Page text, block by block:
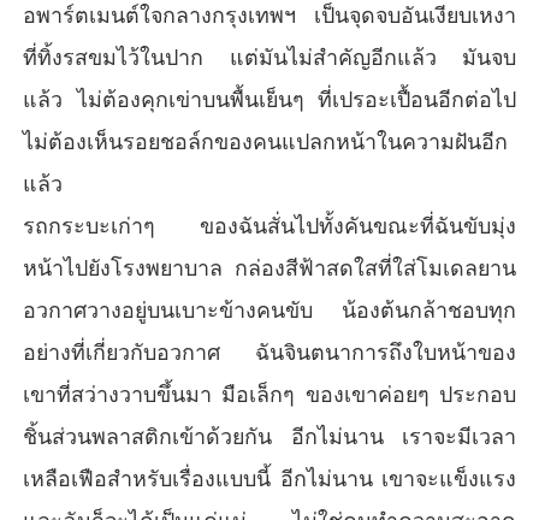
อพาร์ตเมนต์ใจกลางกรุงเทพฯ เป็นจุดจบอันเงียบเหงา
ที่ทิ้งรสขมไว้ในปาก แต่มันไม่สำคัญอีกแล้ว มันจบ
แล้ว ไม่ต้องคุกเข่าบนพื้นเย็นๆ ที่เปรอะเปื้อนอีกต่อไป
ไม่ต้องเห็นรอยชอล์กของคนแปลกหน้าในความฝันอีก
แล้ว
รถกระบะเก่าๆ ของฉันสั่นไปทั้งคันขณะที่ฉันขับมุ่ง
หน้าไปยังโรงพยาบาล กล่องสีฟ้าสดใสที่ใส่โมเดลยาน
อวกาศวางอยู่บนเบาะข้างคนขับ น้องต้นกล้าชอบทุก
อย่างที่เกี่ยวกับอวกาศ ฉันจินตนาการถึงใบหน้าของ
เขาที่สว่างวาบขึ้นมา มือเล็กๆ ของเขาค่อยๆ ประกอบ
ชิ้นส่วนพลาสติกเข้าด้วยกัน อีกไม่นาน เราจะมีเวลา
เหลือเฟือสำหรับเรื่องแบบนี้ อีกไม่นาน เขาจะแข็งแรง